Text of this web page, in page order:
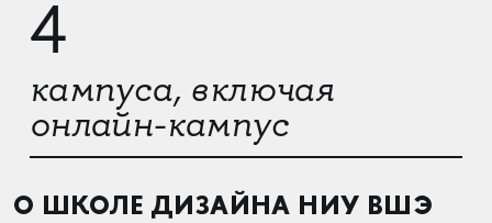
4
кампуса, включая
онлайн-кампус
О ШКОЛЕ ДИЗАЙНА НИУ ВШЭ